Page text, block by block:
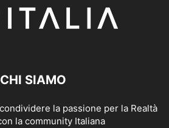
CHI SIAMO
la passione per la Realtà
la community Italiana